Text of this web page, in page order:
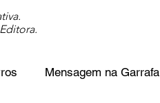
Mensagem na Garrafa